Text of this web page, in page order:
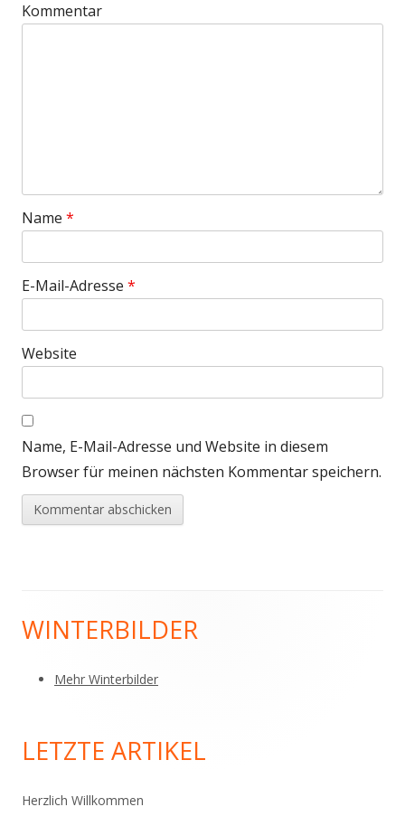
Kommentar
Name *
E-Mail-Adresse *
Website
Name, E-Mail-Adresse und Website in diesem
Browser für meinen nächsten Kommentar speichern.
Haupt-
Seitenleiste
WINTERBILDER
Mehr Winterbilder
LETZTE ARTIKEL
Herzlich Willkommen